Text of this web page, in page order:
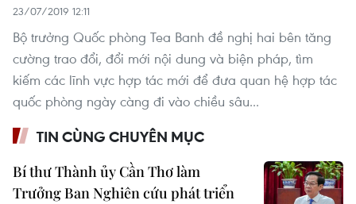
23/07/2019 12:11
Bộ trưởng Quốc phòng Tea Banh đề nghị hai bên tăng
cường trao đổi, đổi mới nội dung và biện pháp, tìm
kiếm các lĩnh vực hợp tác mới để đưa quan hệ hợp tác
quốc phòng ngày càng đi vào chiều sâu...
TIN CÙNG CHUYÊN MỤC
Bí thư Thành ủy Cần Thơ làm
Trưởng Ban Nghiên cứu phát triển